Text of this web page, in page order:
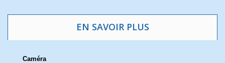
EN SAVOIR PLUS
Caméra